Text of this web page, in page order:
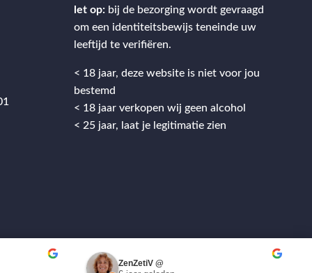
let op: bij de bezorging wordt gevraagd
om een identiteitsbewijs teneinde uw
leeftijd te verifiëren.
< 18 jaar, deze website is niet voor jou
bestemd
< 18 jaar verkopen wij geen alcohol
< 25 jaar, laat je legitimatie zien
ZenZetiV @